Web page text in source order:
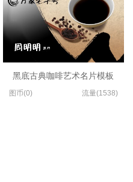
黑底古典咖啡艺术名片模板
图币(0) 流量(1538)